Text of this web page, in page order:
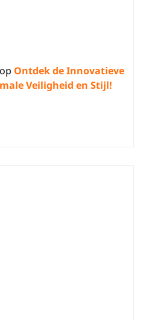
op Ontdek de Innovatieve
Veiligheid en Stijl!